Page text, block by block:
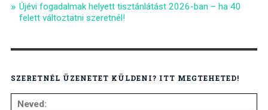
Újévi fogadalmak helyett tisztánlátást 2026-ban – ha 40
felett változtatni szeretnél!
SZERETNÉL ÜZENETET KÜLDENI? ITT MEGTEHETED!
Neved: